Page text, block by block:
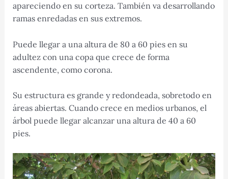
apareciendo en su corteza. También va desarrollando
ramas enredadas en sus extremos.
Puede llegar a una altura de 80 a 60 pies en su
adultez con una copa que crece de forma
ascendente, como corona.
Su estructura es grande y redondeada, sobretodo en
áreas abiertas. Cuando crece en medios urbanos, el
árbol puede llegar alcanzar una altura de 40 a 60
pies.